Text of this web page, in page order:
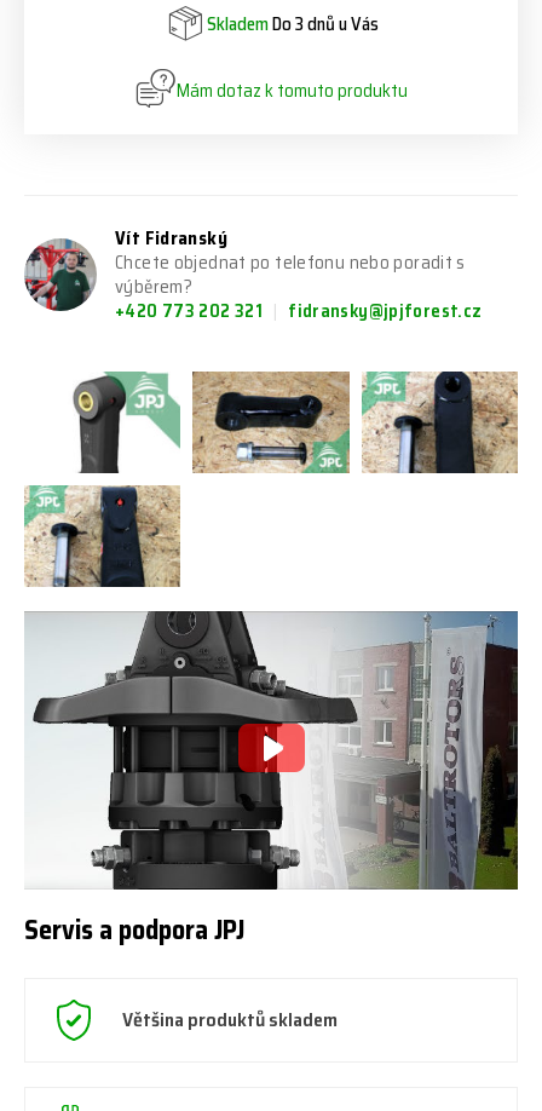
SklademDo 3 dnů u Vás
Mám dotaz k tomuto produktu
Vít Fidranský
Chcete objednat po telefonu nebo poradit s
výběrem?
+420 773 202 321
fidransky@jpjforest.cz
Servis a podpora JPJ
Většina produktů skladem